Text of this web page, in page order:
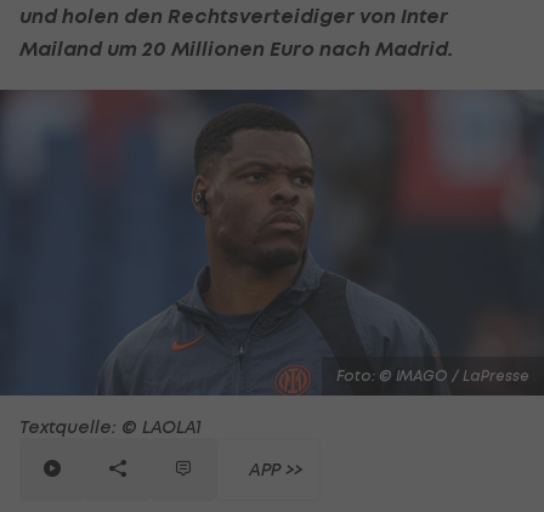
und holen den Rechtsverteidiger von Inter
Mailandum 20 Millionen Euro nach Madrid.
Foto: © IMAGO / LaPresse
Textquelle: © LAOLA1
APP >>